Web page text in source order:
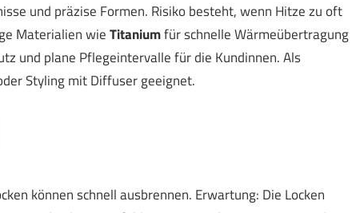
und präzise Formen. Risiko besteht, wenn Hitze zu oft
Materialien wieTitaniumfür schnelle Wärmeübertragung
und plane Pflegeintervalle für die Kundinnen. Als
Styling mit Diffuser geeignet.
können schnell ausbrennen. Erwartung: Die Locken